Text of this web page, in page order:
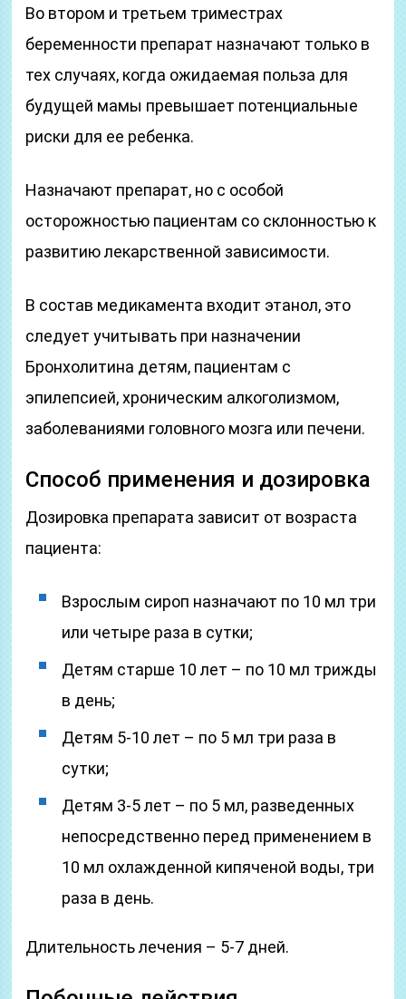
Во втором и третьем триместрах
беременности препарат назначают только в
тех случаях, когда ожидаемая польза для
будущей мамы превышает потенциальные
риски для ее ребенка.
Назначают препарат, но с особой
осторожностью пациентам со склонностью к
развитию лекарственной зависимости.
В состав медикамента входит этанол, это
следует учитывать при назначении
Бронхолитина детям, пациентам с
эпилепсией, хроническим алкоголизмом,
заболеваниями головного мозга или печени.
Способ применения и дозировка
Дозировка препарата зависит от возраста
пациента:
Взрослым сироп назначают по 10 мл три
или четыре раза в сутки;
Детям старше 10 лет – по 10 мл трижды
в день;
Детям 5-10 лет – по 5 мл три раза в
сутки;
Детям 3-5 лет – по 5 мл, разведенных
непосредственно перед применением в
10 мл охлажденной кипяченой воды, три
раза в день.
Длительность лечения – 5-7 дней.